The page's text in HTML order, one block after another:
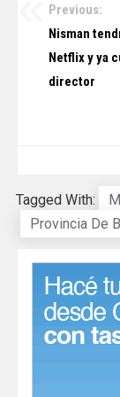
Navegación
entradas
Previous:
Nisman
Netflix y ya
director
Tagged With:
Provincia De